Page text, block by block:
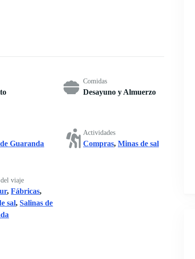
Comidas
Desayuno y Almuerzo
Guaranda
Actividades
Compras,Minas de sal
viaje
,Fábricas,
sal,Salinas de